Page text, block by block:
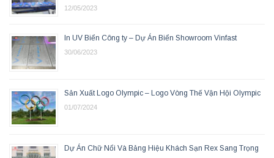
12/05/2023
In UV Biển Công ty – Dự Án Biển Showroom Vinfast
30/06/2023
Sản Xuất Logo Olympic – Logo Vòng Thế Vận Hội Olympic
01/07/2024
Dự Án Chữ Nổi Và Bảng Hiệu Khách Sạn Rex Sang Trọng